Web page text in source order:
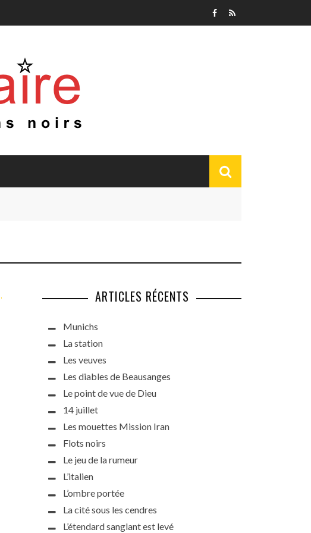
,
ARTICLES RÉCENTS
Munichs
La station
Les veuves
Les diables de Beausanges
Le point de vue de Dieu
14 juillet
Les mouettes Mission Iran
Flots noirs
Le jeu de la rumeur
L’italien
L’ombre portée
La cité sous les cendres
L’étendard sanglant est levé